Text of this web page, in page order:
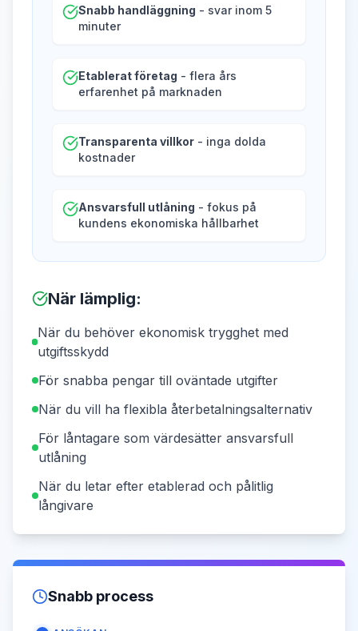
Snabb handläggning - svar inom 5
minuter
Etablerat företag - flera års
erfarenhet på marknaden
Transparenta villkor - inga dolda
kostnader
Ansvarsfull utlåning - fokus på
kundens ekonomiska hållbarhet
När lämplig:
När du behöver ekonomisk trygghet med
utgiftsskydd
För snabba pengar till oväntade utgifter
När du vill ha flexibla återbetalningsalternativ
För låntagare som värdesätter ansvarsfull
utlåning
När du letar efter etablerad och pålitlig
långivare
Snabb process